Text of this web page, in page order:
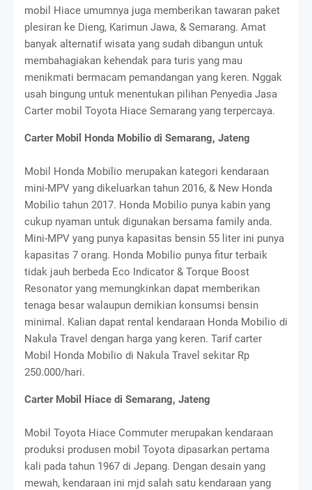
mobil Hiace umumnya juga memberikan tawaran paket
plesiran ke Dieng, Karimun Jawa, & Semarang. Amat
banyak alternatif wisata yang sudah dibangun untuk
membahagiakan kehendak para turis yang mau
menikmati bermacam pemandangan yang keren. Nggak
usah bingung untuk menentukan pilihan Penyedia Jasa
Carter mobil Toyota Hiace Semarang yang terpercaya.
Carter Mobil Honda Mobilio di Semarang, Jateng
Mobil Honda Mobilio merupakan kategori kendaraan
mini-MPV yang dikeluarkan tahun 2016, & New Honda
Mobilio tahun 2017. Honda Mobilio punya kabin yang
cukup nyaman untuk digunakan bersama family anda.
Mini-MPV yang punya kapasitas bensin 55 liter ini punya
kapasitas 7 orang. Honda Mobilio punya fitur terbaik
tidak jauh berbeda Eco Indicator & Torque Boost
Resonator yang memungkinkan dapat memberikan
tenaga besar walaupun demikian konsumsi bensin
minimal. Kalian dapat rental kendaraan Honda Mobilio di
Nakula Travel dengan harga yang keren. Tarif carter
Mobil Honda Mobilio di Nakula Travel sekitar Rp
250.000/hari.
Carter Mobil Hiace di Semarang, Jateng
Mobil Toyota Hiace Commuter merupakan kendaraan
produksi produsen mobil Toyota dipasarkan pertama
kali pada tahun 1967 di Jepang. Dengan desain yang
mewah, kendaraan ini mjd salah satu kendaraan yang